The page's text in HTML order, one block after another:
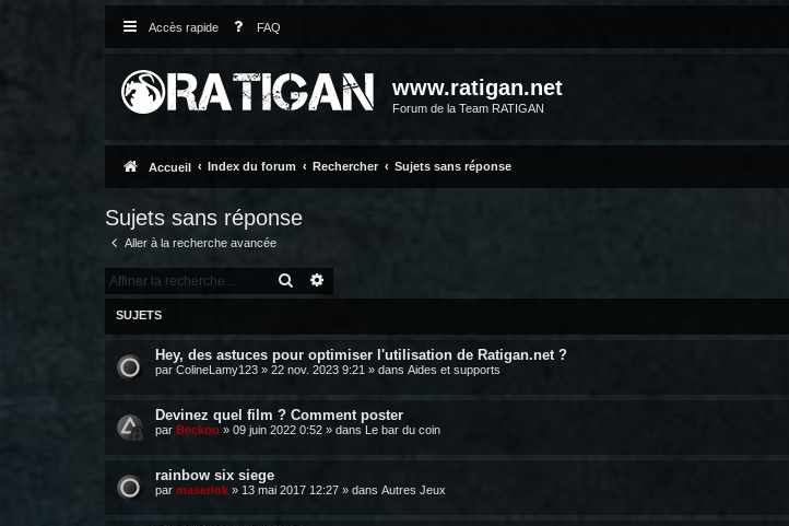
Accès rapide FAQ
www.ratigan.net
Forum de la Team RATIGAN
Accueil Index du forum Rechercher Sujets sans réponse
Sujets sans réponse
Aller à la recherche avancée
RECHERCHER
SUJETS
Hey, des astuces pour optimiser l'utilisation de Ratigan.net ?
par ColineLamy123 » 22 nov. 2023 9:21 » dans Aides et supports
Devinez quel film ? Comment poster
par Beckoo » 09 juin 2022 0:52 » dans Le bar du coin
rainbow six siege
par maserlok » 13 mai 2017 12:27 » dans Autres Jeux